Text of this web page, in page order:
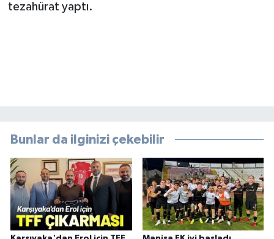
tezahürat yaptı.
Bunlar da ilginizi çekebilir